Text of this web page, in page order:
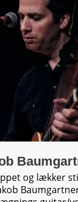
og lækker